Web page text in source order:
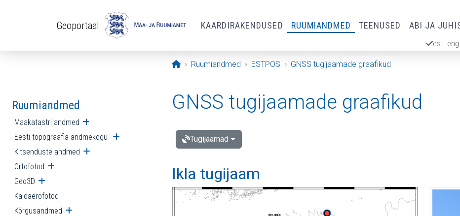
Geoportaal KAARDIRAKENDUSED RUUMIANDMED TEENUSED ABI JA
est eng
Avaleht
Ruumiandmed ESTPOS GNSS tugijaamade graafikud
Ruumiandmed
Maakatastri andmed Ava alammenüü
Eesti topograafia andmekogu Ava alammenüü
Kitsenduste andmed Ava alammenüü
Ortofotod Ava alammenüü
Geo3D Ava alammenüü
Kaldaerofotod
Kõrgusandmed Ava alammenüü
GNSS tugijaamade graafikud
Tugijaamad
Ikla tugijaam